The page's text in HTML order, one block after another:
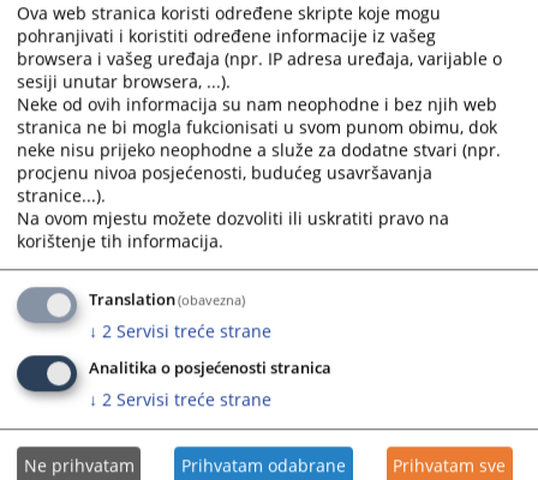
Odlukom Visokog sudbenog i tužiteljskog vijeca Bosne i Hercegovine
broj: VSTV-02-0605-16032009 od 12.03.2008.godine, Mehmedalija
Huseinovic imenovan je za dodatnog suca Kantonalnog suda Novi
Travnik, pocev od 01.05.2009.godine.
Odlukom Visokog sudbenog i tužiteljskog vijeca Bosne i Hercegovine
broj: 04-02-9564/09 od 17.12.2009.godine, odobreno je povecanje broja
redovitih sudaca u Kantonalnom sudu Novi Travnik sa dosadašnjih
deset (10) za još dva suca, tako da ce sada ukupan broj redovitih
sudaca biti dvanaest (12).
Pravilnik o unutarnjem ustrojstvu i sistematizaciji radnih mjesta
Kantonalnog suda Novi Travnik usuglašen je sa Zakonom o državnoj
službi u Federaciji BiH i Zakonom o namještenicima u tijelima državne
službe u Federaciji BiH, i na isti je data suglasnost od strane Federalne
ministrice pravde. Pravilnikom je omogućen prijem u ovaj sud stručnih
suradnika i ostalog administrativno tehničkog osoblja na određeno
vrijeme i po osnovu ugovora, a radi rješavanja zaostalih predmeta.
Ova web stranica koristi određene skripte koje mogu
pohranjivati i koristiti određene informacije iz vašeg
browsera i vašeg uređaja (npr. IP adresa uređaja, varijable o
sesiji unutar browsera, ...).
Neke od ovih informacija su nam neophodne i bez njih web
stranica ne bi mogla fukcionisati u svom punom obimu, dok
neke nisu prijeko neophodne a služe za dodatne stvari (npr.
procjenu nivoa posjećenosti, budućeg usavršavanja
stranice...).
Na ovom mjestu možete dozvoliti ili uskratiti pravo na
korištenje tih informacija.
Translation(obavezna)
↓ 2 Servisi treće strane
Analitika o posjećenosti stranica
↓ 2 Servisi treće strane
Ne prihvatam Prihvatam odabrane Prihvatam sve